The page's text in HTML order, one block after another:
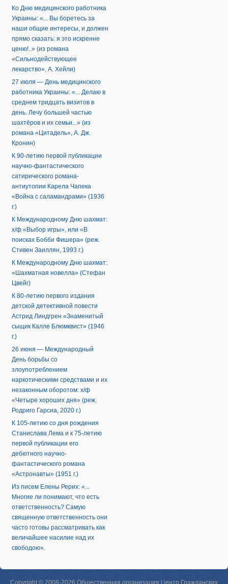
Ко Дню медицинского работника
Украины: «... Вы боретесь за
наши общие интересы, и должен
прямо сказать: я это искренне
ценю!..» (из романа
«Сильнодействующее
лекарство», А. Хейли)
27 июля — День медицинского
работника Украины: «... Делаю в
среднем тридцать визитов в
день. Лечу большей частью
шахтёров и их семьи...» (из
романа «Цитадель», А. Дж.
Кронин)
К 90-летию первой публикации
научно-фантастического
сатирического романа-
антиутопии Карела Чапека
«Война с саламандрами» (1936
г.)
К Международному Дню шахмат:
х/ф «Выбор игры», или «В
поисках Бобби Фишера» (реж.
Стивен Заиллян, 1993 г.)
К Международному Дню шахмат:
«Шахматная новелла» (Стефан
Цвейг)
К 80-летию первого издания
детской детективной повести
Астрид Линдгрен «Знаменитый
сыщик Калле Блюмквист» (1946
г.)
26 июня — Международный
День борьбы со
злоупотреблением
наркотическими средствами и их
незаконным оборотом: х/ф
«Четыре хороших дня» (реж.
Родриго Гарсиа, 2020 г.)
К 105-летию со дня рождения
Станислава Лема и к 75-летию
первой публикации его
дебютного научно-
фантастического романа
«Астронавты» (1951 г.)
Из писем Елены Рерих: «...
Многие ли понимают, что есть
ответственность? Самую
священную ответственность они
часто готовы рассматривать как
величайшее насилие над их
свободою».
Copyright © 2008-2026 Общественная организация Центр Гражданских